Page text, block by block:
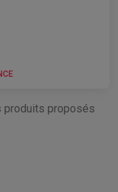
produits proposés